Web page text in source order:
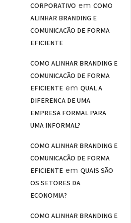
CORPORATIVO emCOMO
ALINHAR BRANDING E
COMUNICAÇÃO DE FORMA
EFICIENTE
COMO ALINHAR BRANDING E
COMUNICAÇÃO DE FORMA
EFICIENTE emQUAL A
DIFERENÇA DE UMA
EMPRESA FORMAL PARA
UMA INFORMAL?
COMO ALINHAR BRANDING E
COMUNICAÇÃO DE FORMA
EFICIENTE emQUAIS SÃO
OS SETORES DA
ECONOMIA?
COMO ALINHAR BRANDING E